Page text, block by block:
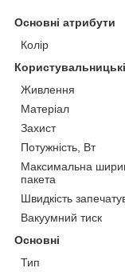
Основні атрибути
Колір
Живлення
Матеріал
Захист
Потужність, Вт
Максимальна
пакета
Швидкість
Вакуумний тиск
Основні
Тип